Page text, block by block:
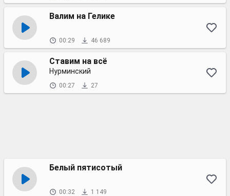
Валим на Гелике
00:29 46 689
Ставим на всё
Нурминский
00:27 27
Белый пятисотый
00:32 1 149